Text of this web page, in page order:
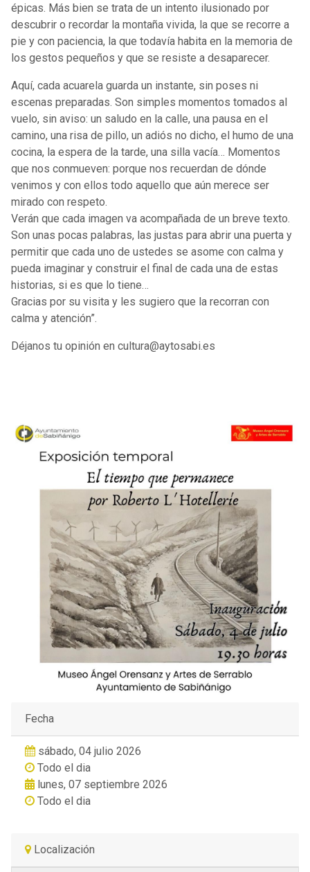
épicas. Más bien se trata de un intento ilusionado por
descubrir o recordar la montaña vivida, la que se recorre a
pie y con paciencia, la que todavía habita en la memoria de
los gestos pequeños y que se resiste a desaparecer.
Aquí, cada acuarela guarda un instante, sin poses ni
escenas preparadas. Son simples momentos tomados al
vuelo, sin aviso: un saludo en la calle, una pausa en el
camino, una risa de pillo, un adiós no dicho, el humo de una
cocina, la espera de la tarde, una silla vacía… Momentos
que nos conmueven: porque nos recuerdan de dónde
venimos y con ellos todo aquello que aún merece ser
mirado con respeto.
Verán que cada imagen va acompañada de un breve texto.
Son unas pocas palabras, las justas para abrir una puerta y
permitir que cada uno de ustedes se asome con calma y
pueda imaginar y construir el final de cada una de estas
historias, si es que lo tiene…
Gracias por su visita y les sugiero que la recorran con
calma y atención”.
Déjanos tu opinión en cultura@aytosabi.es
Fecha
sábado, 04 julio 2026
Todo el dia
lunes, 07 septiembre 2026
Todo el dia
Localización